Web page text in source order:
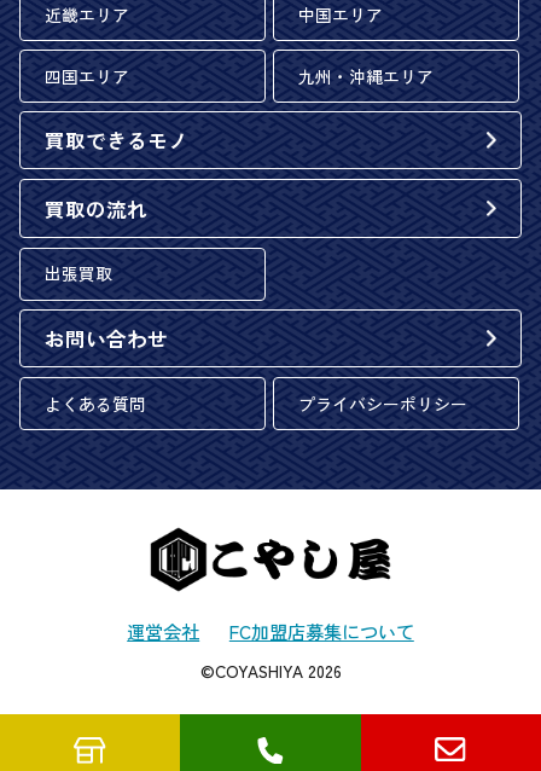
近畿エリア 中国エリア
四国エリア 九州・沖縄エリア
買取できるモノ
買取の流れ
出張買取
お問い合わせ
よくある質問 プライバシーポリシー
運営会社 FC加盟店募集について
©COYASHIYA 2026